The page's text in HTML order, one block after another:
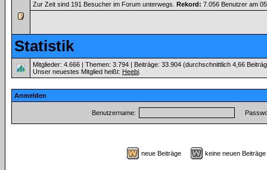
Zur Zeit sind 191 Besucher im Forum unterwegs. Rekord: 7.056 Benutzer am
Statistik
Mitglieder: 4.666 | Themen: 3.794 | Beiträge: 33.904 (durchschnittlich 4,66
Unser neuestes Mitglied heißt: Heebi
Anmelden
Benutzername:
neue Beiträge keine neuen